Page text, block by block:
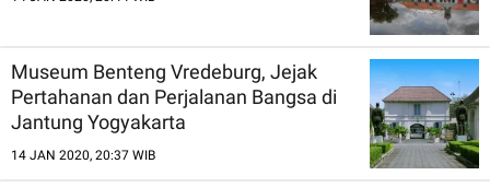
Museum Benteng Vredeburg, Jejak
Pertahanan dan Perjalanan Bangsa di
Jantung Yogyakarta
14 JAN 2020, 20:37 WIB